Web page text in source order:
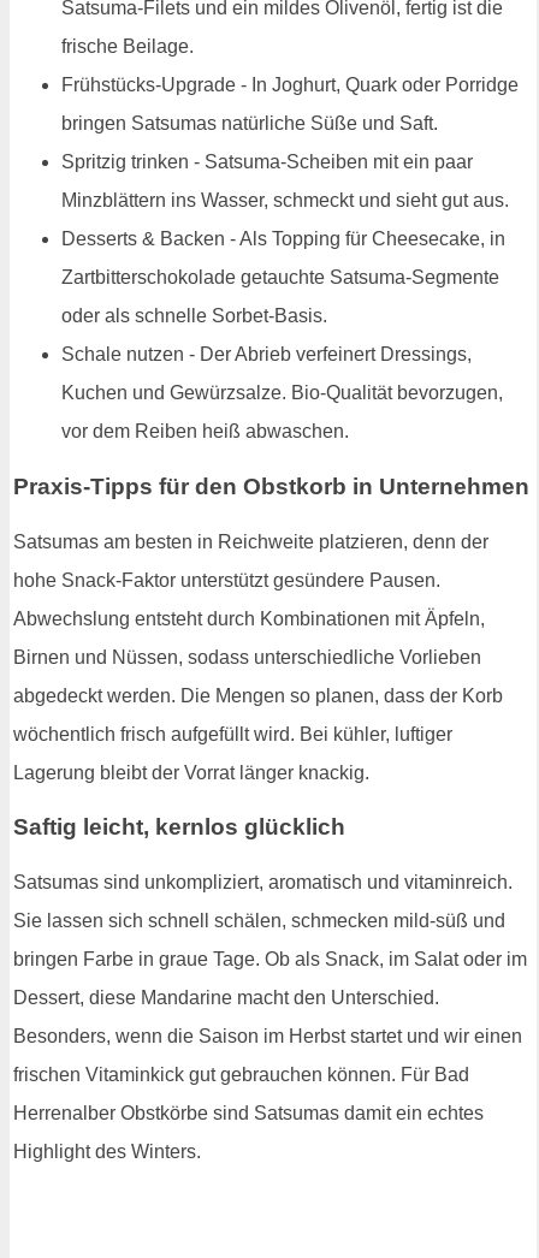
Satsuma-Filets und ein mildes Olivenöl, fertig ist die
frische Beilage.
Frühstücks-Upgrade - In Joghurt, Quark oder Porridge
bringen Satsumas natürliche Süße und Saft.
Spritzig trinken - Satsuma-Scheiben mit ein paar
Minzblättern ins Wasser, schmeckt und sieht gut aus.
Desserts & Backen - Als Topping für Cheesecake, in
Zartbitterschokolade getauchte Satsuma-Segmente
oder als schnelle Sorbet-Basis.
Schale nutzen - Der Abrieb verfeinert Dressings,
Kuchen und Gewürzsalze. Bio-Qualität bevorzugen,
vor dem Reiben heiß abwaschen.
Praxis-Tipps für den Obstkorb in Unternehmen
Satsumas am besten in Reichweite platzieren, denn der
hohe Snack-Faktor unterstützt gesündere Pausen.
Abwechslung entsteht durch Kombinationen mit Äpfeln,
Birnen und Nüssen, sodass unterschiedliche Vorlieben
abgedeckt werden. Die Mengen so planen, dass der Korb
wöchentlich frisch aufgefüllt wird. Bei kühler, luftiger
Lagerung bleibt der Vorrat länger knackig.
Saftig leicht, kernlos glücklich
Satsumas sind unkompliziert, aromatisch und vitaminreich.
Sie lassen sich schnell schälen, schmecken mild-süß und
bringen Farbe in graue Tage. Ob als Snack, im Salat oder im
Dessert, diese Mandarine macht den Unterschied.
Besonders, wenn die Saison im Herbst startet und wir einen
frischen Vitaminkick gut gebrauchen können. Für Bad
Herrenalber Obstkörbe sind Satsumas damit ein echtes
Highlight des Winters.